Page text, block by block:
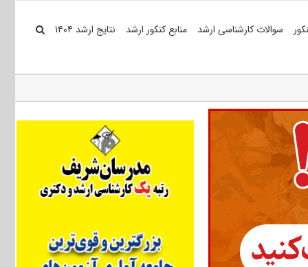
سوالات کارشناسی ارشد منابع کنکور ارشد نتایج ارشد ۱۴۰۴